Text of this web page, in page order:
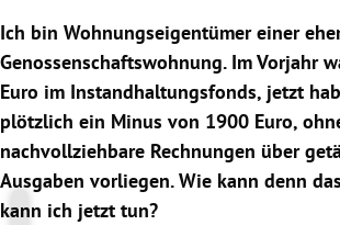
Ich bin Wohnungseigentümer einer
Genossenschaftswohnung. Im Vorjahr
Euro im Instandhaltungsfonds, jetzt
plötzlich ein Minus von 1900 Euro,
nachvollziehbare Rechnungen über
Ausgaben vorliegen. Wie kann denn
kann ich jetzt tun?